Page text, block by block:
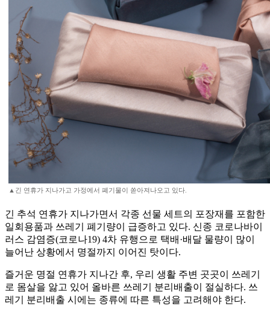
▲긴 연휴가 지나가고 가정에서 폐기물이 쏟아져나오고 있다.
긴 추석 연휴가 지나가면서 각종 선물 세트의 포장재를 포함한
일회용품과 쓰레기 폐기량이 급증하고 있다. 신종 코로나바이
러스 감염증(코로나19) 4차 유행으로 택배·배달 물량이 많이
늘어난 상황에서 명절까지 이어진 탓이다.
즐거운 명절 연휴가 지나간 후, 우리 생활 주변 곳곳이 쓰레기
로 몸살을 앓고 있어 올바른 쓰레기 분리배출이 절실하다. 쓰
레기 분리배출 시에는 종류에 따른 특성을 고려해야 한다.